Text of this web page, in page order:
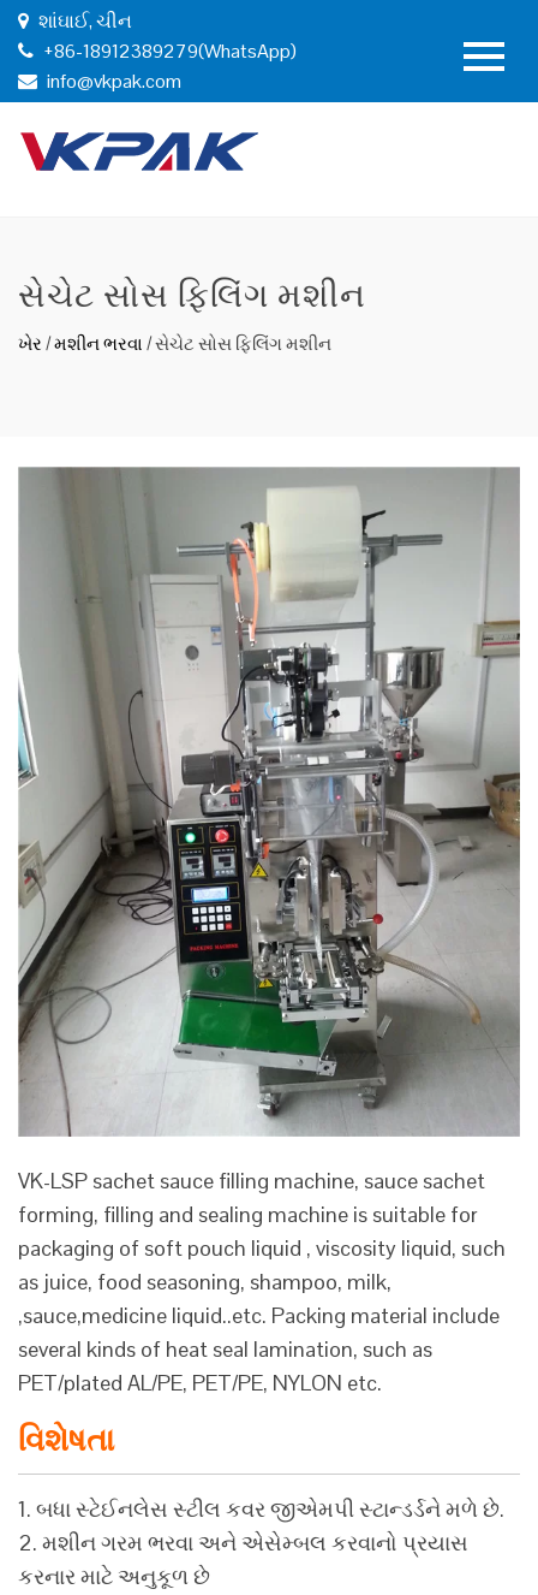
શાંઘાઈ, ચીન
+86-18912389279(WhatsApp)
info@vkpak.com
સેચેટ સોસ ફિલિંગ મશીન
ખેર /મશીન ભરવા /સેચેટ સોસ ફિલિંગ મશીન
VK-LSP sachet sauce filling machine, sauce sachet
forming, filling and sealing machine is suitable for
packaging of soft pouch liquid , viscosity liquid, such
as juice, food seasoning, shampoo, milk,
,sauce,medicine liquid..etc. Packing material include
several kinds of heat seal lamination, such as
PET/plated AL/PE, PET/PE, NYLON etc.
વિશેષતા
1. બધા સ્ટેઈનલેસ સ્ટીલ કવર જીએમપી સ્ટાન્ડર્ડને મળે છે.
2. મશીન ગરમ ભરવા અને એસેમ્બલ કરવાનો પ્રયાસ
કરનાર માટે અનુકૂળ છે